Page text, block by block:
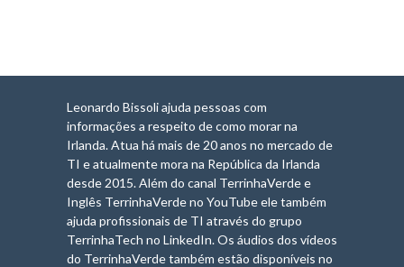
Leonardo Bissoli ajuda pessoas com
informações a respeito de como morar na
Irlanda. Atua há mais de 20 anos no mercado de
TI e atualmente mora na República da Irlanda
desde 2015. Além do canal TerrinhaVerde e
Inglês TerrinhaVerde no YouTube ele também
ajuda profissionais de TI através do grupo
TerrinhaTech no LinkedIn. Os áudios dos vídeos
do TerrinhaVerde também estão disponíveis no